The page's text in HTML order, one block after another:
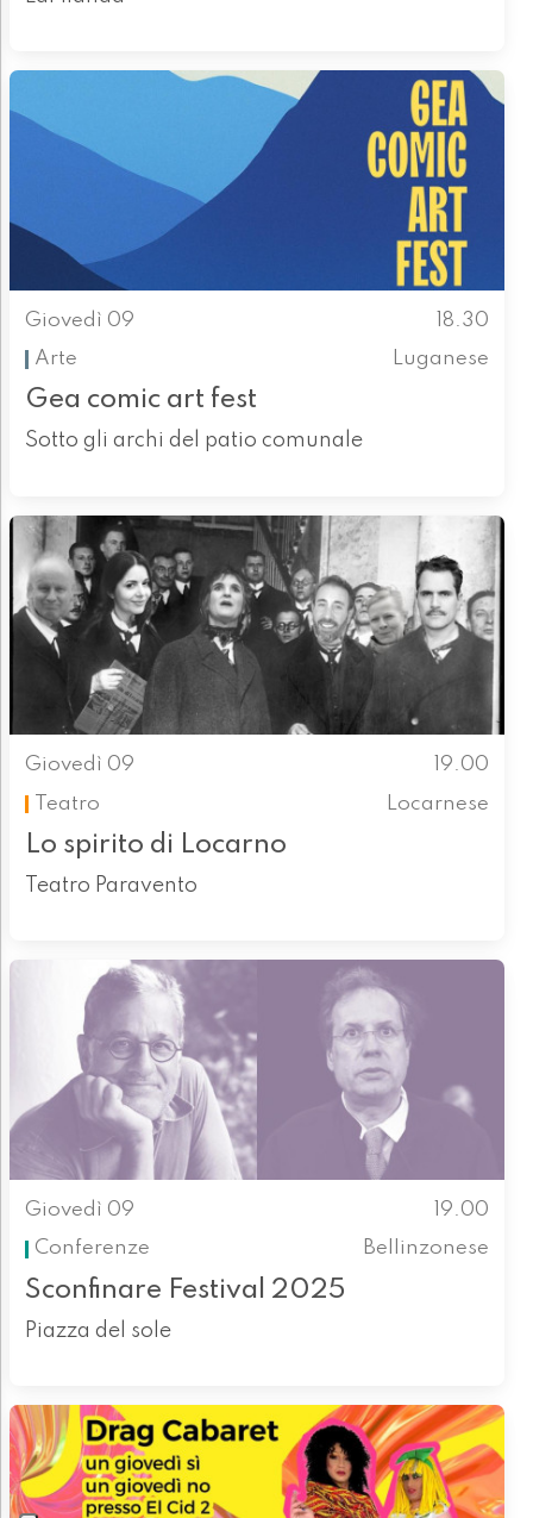
Giovedì 09
18.30
Arte
Luganese
Gea comic art fest
Sotto gli archi del patio comunale
Giovedì 09
19.00
Teatro
Locarnese
Lo spirito di Locarno
Teatro Paravento
Giovedì 09
19.00
Conferenze
Bellinzonese
Sconfinare Festival 2025
Piazza del sole